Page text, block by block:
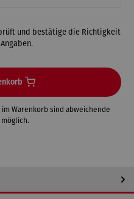
und bestätige die Richtigkeit
Warenkorb sind abweichende